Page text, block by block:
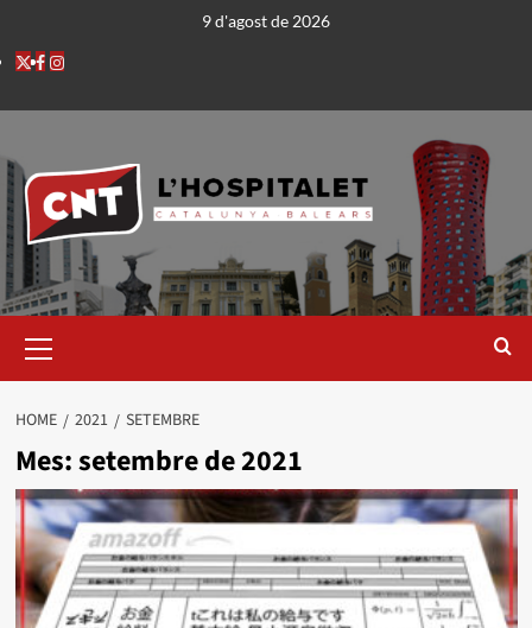
9 d'agost de 2026
HOME 2021 SETEMBRE
Mes:setembre de 2021